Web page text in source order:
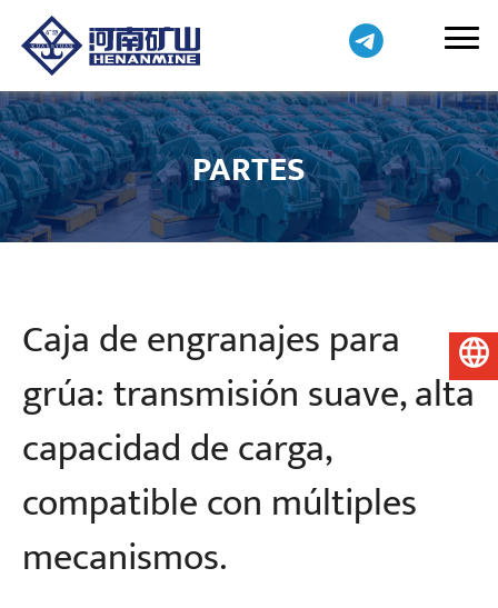
PARTES
Caja de engranajes para
grúa: transmisión suave, alta
capacidad de carga,
compatible con múltiples
mecanismos.
Español